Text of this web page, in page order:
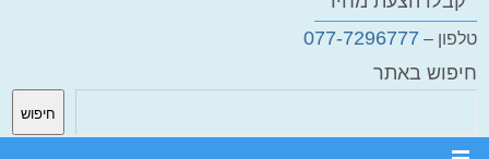
טלפון – 077-7296777
חיפוש באתר
חיפוש